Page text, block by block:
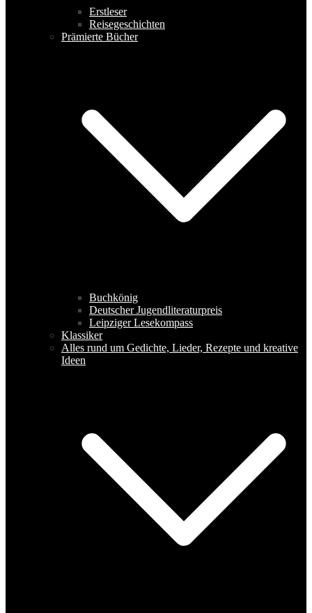
Erstleser
Reisegeschichten
Prämierte Bücher
Buchkönig
Deutscher Jugendliteraturpreis
Leipziger Lesekompass
Klassiker
Alles rund um Gedichte, Lieder, Rezepte und kreative
Ideen